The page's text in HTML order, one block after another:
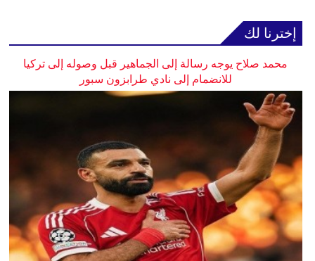
إخترنا لك
محمد صلاح يوجه رسالة إلى الجماهير قبل وصوله إلى تركيا
للانضمام إلى نادي طرابزون سبور